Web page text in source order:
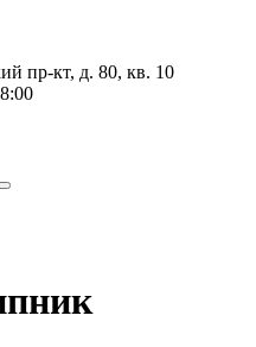
пр-кт, д. 80, кв. 10